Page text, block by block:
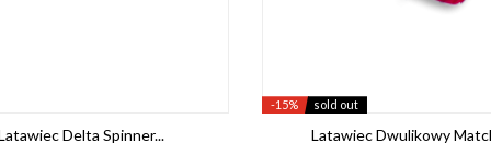
Delta Spinner...
-15% sold out
Latawiec Dwulikowy